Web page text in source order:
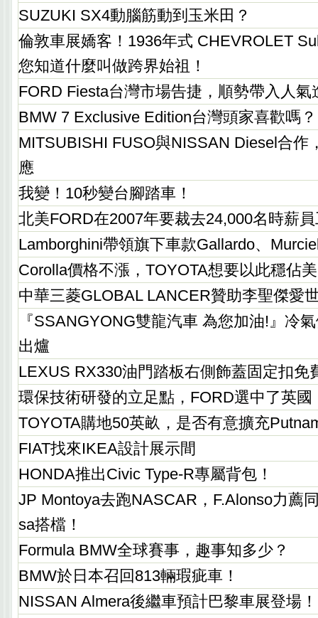
SUZUKI SX4動腦筋動到玉米田？
倫敦車展嬌客！1936年式 CHEVROLET
您知道什麼叫做跨界始祖！
FORD Fiesta台灣市場告捷，順勢帶入人氣
BMW 7 Exclusive Edition台灣頭家喜歡嗎？
MITSUBISHI FUSO與NISSAN Diesel合作
應
我變！10秒變台腳踏車！
北美FORD在2007年要裁去24,000名時薪
Lamborghini帶領旗下車款Gallardo、
Corolla價格不漲，TOYOTA想要以此穩佔
中華三菱GLOBAL LANCER贊助李聖傑愛
『SSANGYONG雙龍汽車 為您加油!』冷
出爐
LEXUS RX330油門踏板右側飾蓋固定扣免
環保技術研發的立足點，FORD選中了英國
TOYOTA購地50英畝，是否有意擴充
FIAT找來IKEA設計展示間
HONDA推出Civic Type-R專屬背包！
JP Montoya去跑NASCAR，F.Alonso力薦
sa搭檔！
Formula BMW全球賽事，趣事知多少？
BMW於日本召回813輛瑕疵車！
NISSAN Almera後繼車預計巴黎車展登場！